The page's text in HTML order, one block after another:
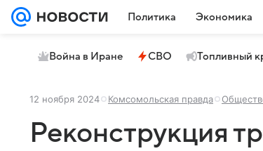
Политика Экономика
Война в Иране СВО Топливный
12 ноября 2024 Комсомольская правда
Реконструкция